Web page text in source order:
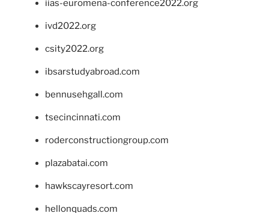
iias-euromena-conference2022.org
ivd2022.org
csity2022.org
ibsarstudyabroad.com
bennusehgall.com
tsecincinnati.com
roderconstructiongroup.com
plazabatai.com
hawkscayresort.com
hellonquads.com